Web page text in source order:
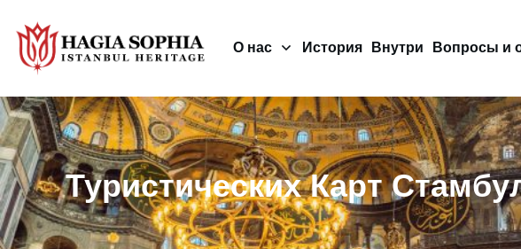
О нас История Внутри Вопросы и
Туристических Карт